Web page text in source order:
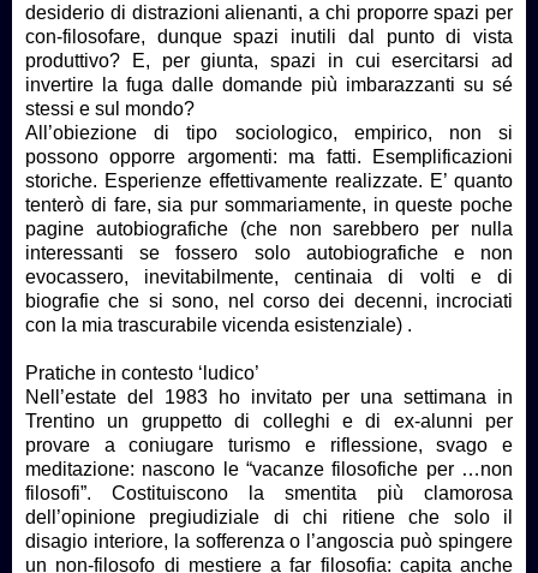
desiderio di distrazioni alienanti, a chi proporre spazi per
con-filosofare, dunque spazi inutili dal punto di vista
produttivo? E, per giunta, spazi in cui esercitarsi ad
invertire la fuga dalle domande più imbarazzanti su sé
stessi e sul mondo?
All’obiezione di tipo sociologico, empirico, non si
possono opporre argomenti: ma fatti. Esemplificazioni
storiche. Esperienze effettivamente realizzate. E’ quanto
tenterò di fare, sia pur sommariamente, in queste poche
pagine autobiografiche (che non sarebbero per nulla
interessanti se fossero solo autobiografiche e non
evocassero, inevitabilmente, centinaia di volti e di
biografie che si sono, nel corso dei decenni, incrociati
con la mia trascurabile vicenda esistenziale) .
Pratiche in contesto ‘ludico’
Nell’estate del 1983 ho invitato per una settimana in
Trentino un gruppetto di colleghi e di ex-alunni per
provare a coniugare turismo e riflessione, svago e
meditazione: nascono le “vacanze filosofiche per …non
filosofi”. Costituiscono la smentita più clamorosa
dell’opinione pregiudiziale di chi ritiene che solo il
disagio interiore, la sofferenza o l’angoscia può spingere
un non-filosofo di mestiere a far filosofia: capita anche